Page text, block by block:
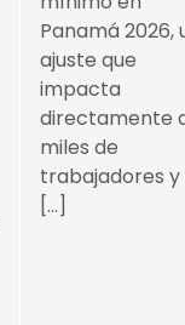
Panamá 2026,
ajuste que
impacta
directamente
miles de
trabajadores y
[…]